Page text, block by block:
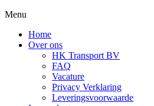
Menu
Home
Over ons
HK Transport BV
FAQ
Vacature
Privacy Verklaring
Leveringsvoorwaarde